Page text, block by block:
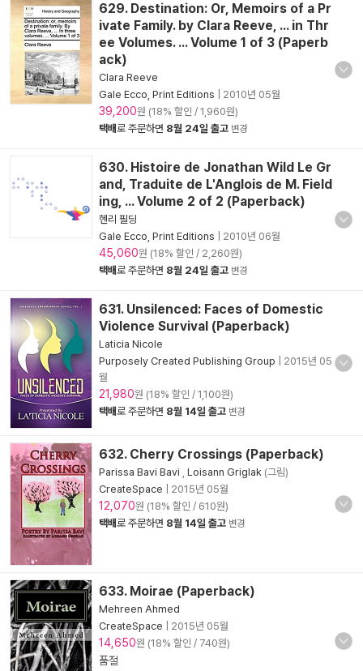
629. Destination: Or, Memoirs of a Pr
ivate Family. by Clara Reeve, ... in Thr
ee Volumes. ... Volume 1 of 3 (Paperb
ack)
Clara Reeve
Gale Ecco, Print Editions
2010년 05월
39,200원 (18% 할인 / 1,960원)
택배로 주문하면 8월 24일 출고 변경
630. Histoire de Jonathan Wild Le Gr
and, Traduite de L'Anglois de M. Field
ing, ... Volume 2 of 2 (Paperback)
헨리 필딩
Gale Ecco, Print Editions
2010년 06월
45,060원 (18% 할인 / 2,260원)
택배로 주문하면 8월 24일 출고 변경
631. Unsilenced: Faces of Domestic
Violence Survival (Paperback)
Laticia Nicole
Purposely Created Publishing Group
2015년 05
월
21,980원 (18% 할인 / 1,100원)
택배로 주문하면 8월 14일 출고 변경
632. Cherry Crossings (Paperback)
Parissa Bavi Bavi Loisann Griglak (그림)
CreateSpace
2015년 05월
12,070원 (18% 할인 / 610원)
택배로 주문하면 8월 14일 출고 변경
633. Moirae (Paperback)
Mehreen Ahmed
CreateSpace
2015년 05월
14,650원 (18% 할인 / 740원)
품절